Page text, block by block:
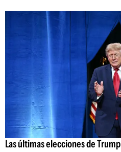
Las últimas elecciones de Trump